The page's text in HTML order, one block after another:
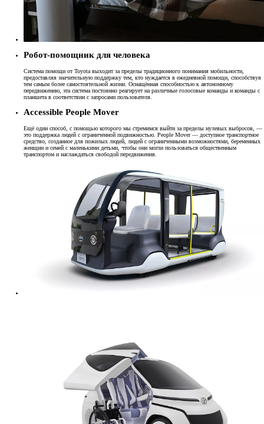
Робот-помощник для человека
Система помощи от Toyota выходит за пределы традиционного понимания мобильности,
предоставляя значительную поддержку тем, кто нуждается в ежедневной помощи, способствуя
тем самым более самостоятельной жизни. Оснащённая способностью к автономному
передвижению, эта система постоянно реагирует на различные голосовые команды и команды с
планшета в соответствии с запросами пользователя.
Accessible People Mover
Ещё один способ, с помощью которого мы стремимся выйти за пределы нулевых выбросов, —
это поддержка людей с ограниченной подвижностью. People Mover — доступное транспортное
средство, созданное для пожилых людей, людей с ограниченными возможностями, беременных
женщин и семей с маленькими детьми, чтобы они могли пользоваться общественным
транспортом и наслаждаться свободой передвижения.